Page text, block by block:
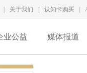
关于我们 认知卡购买
业公益 媒体报道